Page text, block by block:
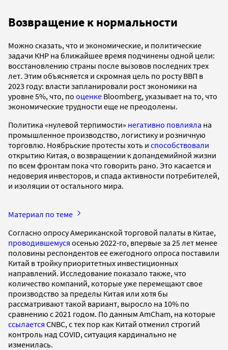
Возвращение к нормальности
Можно сказать, что и экономические, и политические
задачи КНР на ближайшее время подчинены одной цели:
восстановлению страны после вызовов последних трех
лет. Этим объясняется и скромная цель по росту ВВП в
2023 году: власти запланировали рост экономики на
уровне 5%, что, по оценке Bloomberg, указывает на то, что
экономические трудности еще не преодолены.
Политика «нулевой терпимости» негативно повлияла на
промышленное производство, логистику и розничную
торговлю. Ноябрьские протесты хоть и способствовали
открытию Китая, о возвращении к допандемийной жизни
по всем фронтам пока что говорить рано. Это касается и
недоверия инвесторов, и спада активности потребителей,
и изоляции от остального мира.
Материал по теме
Согласно опросу Американской торговой палаты в Китае,
проводившемуся осенью 2022-го, впервые за 25 лет менее
половины респондентов ее ежегодного опроса поставили
Китай в тройку приоритетных инвестиционных
направлений. Исследование показало также, что
количество компаний, которые уже перемещают свое
производство за пределы Китая или хотя бы
рассматривают такой вариант, выросло на 10% по
сравнению с 2021 годом. По данным AmCham, на которые
ссылается CNBC, с тех пор как Китай отменил строгий
контроль над COVID, ситуация кардинально не
изменилась.